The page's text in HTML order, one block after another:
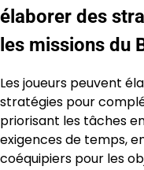
élaborer des
les missions du
Les joueurs peuvent
stratégies pour
priorisant les tâches
exigences de temps,
coéquipiers pour les